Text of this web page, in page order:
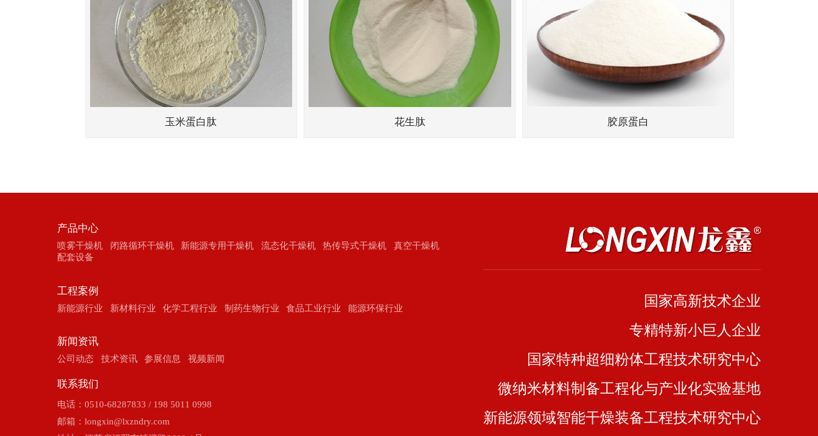
玉米蛋白肽 花生肽 胶原蛋白
国家高新技术企业
专精特新小巨人企业
国家特种超细粉体工程技术研究中心
微纳米材料制备工程化与产业化实验基地
新能源领域智能干燥装备工程技术研究中心
产品中心
喷雾干燥机 闭路循环干燥机 新能源专用干燥机 流态化干燥机 热传导式干燥机
真空干燥机
配套设备
工程案例
新能源行业 新材料行业 化学工程行业 制药生物行业 食品工业行业 能源环保行业
新闻资讯
公司动态 技术资讯 参展信息 视频新闻
联系我们
电话：0510-68287833 / 198 5011 0998
邮箱：longxin@lxzndry.com